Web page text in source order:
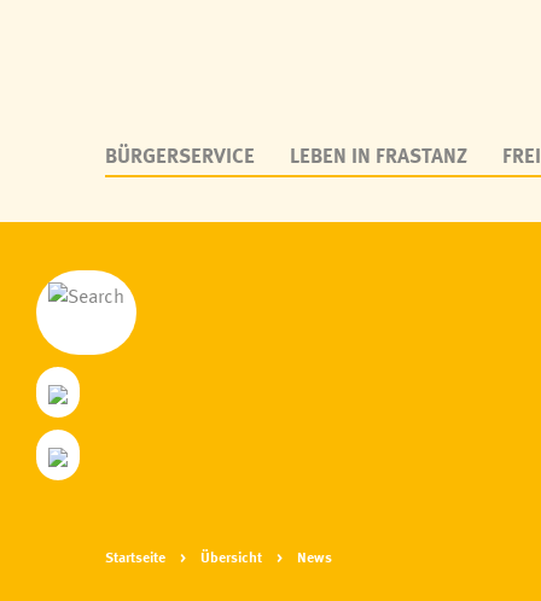
BÜRGERSERVICE LEBEN IN FRASTANZ
Startseite Übersicht News